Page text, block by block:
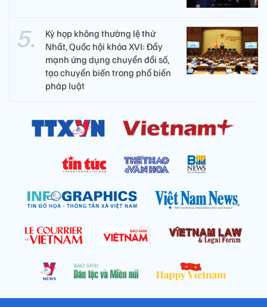
Kỳ họp không thường lệ thứ
Nhất, Quốc hội khóa XVI: Đẩy
mạnh ứng dụng chuyển đổi số,
tạo chuyển biến trong phổ biến
pháp luật